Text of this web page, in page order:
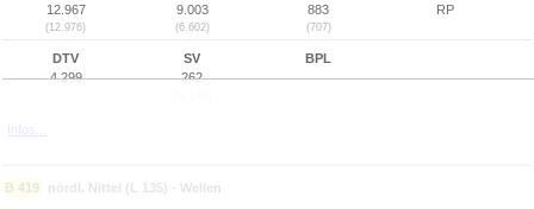
12.967
(12.976)
9.003
(6.602)
883
(707)
RP
DTV
4.299
SV
262
BPL
Infos...
B 419 nördl. Nittel (L 135) - Wellen